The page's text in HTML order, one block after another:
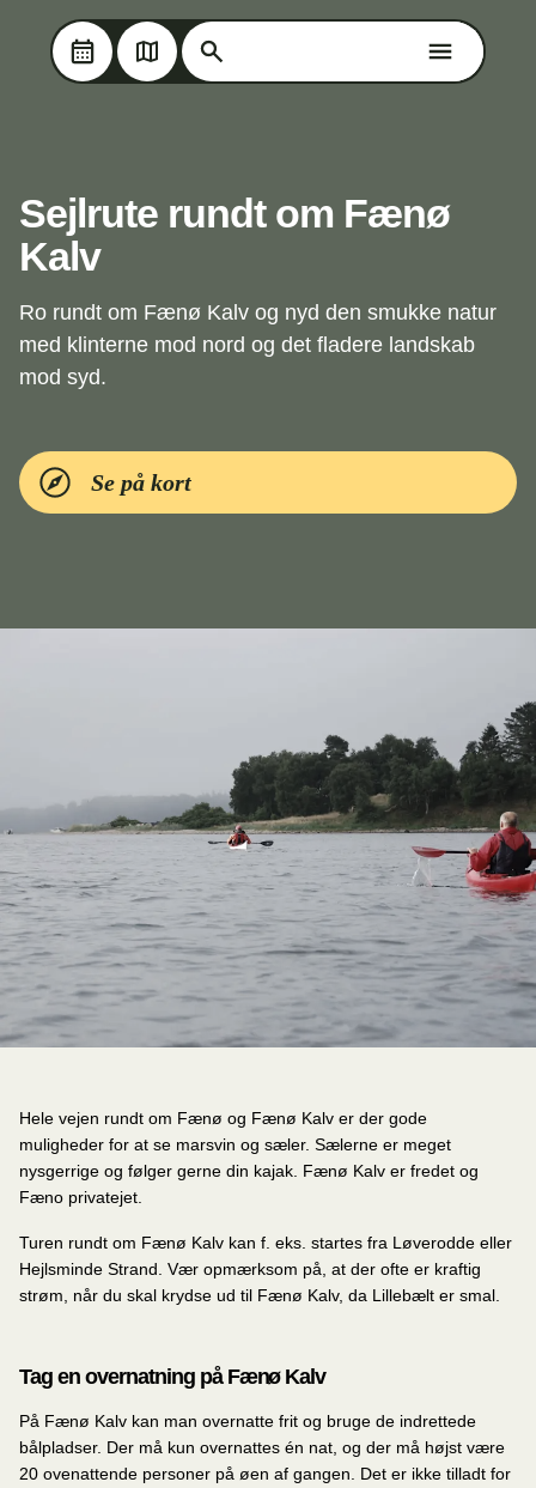
Skip til hovedindholdet
Søg på Oplev Kolding
Søg på Oplev Kolding
Sejlrute rundt om Fænø
Kalv
Ro rundt om Fænø Kalv og nyd den smukke natur
med klinterne mod nord og det fladere landskab
mod syd.
Se på kort
Hele vejen rundt om Fænø og Fænø Kalv er der gode
muligheder for at se marsvin og sæler. Sælerne er meget
nysgerrige og følger gerne din kajak. Fænø Kalv er fredet og
Fæno privatejet.
Turen rundt om Fænø Kalv kan f. eks. startes fra Løverodde eller
Hejlsminde Strand. Vær opmærksom på, at der ofte er kraftig
strøm, når du skal krydse ud til Fænø Kalv, da Lillebælt er smal.
Tag en overnatning på Fænø Kalv
På Fænø Kalv kan man overnatte frit og bruge de indrettede
bålpladser. Der må kun overnattes én nat, og der må højst være
20 ovenattende personer på øen af gangen. Det er ikke tilladt for